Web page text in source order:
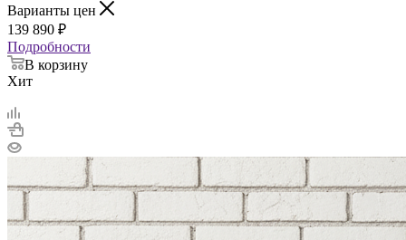
Варианты цен
139 890 ₽
Подробности
В корзину
Хит